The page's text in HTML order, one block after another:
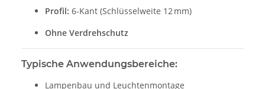
Profil: 6-Kant (Schlüsselweite 12 mm)
Ohne Verdrehschutz
Typische Anwendungsbereiche:
Lampenbau und Leuchtenmontage